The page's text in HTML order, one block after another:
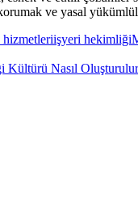
ve yasal
hizmetleriişyeri hekimliği
Kültürü Nasıl